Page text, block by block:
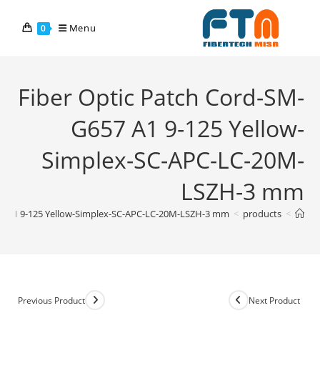
0 Menu
Fiber Optic Patch Cord-SM-
G657 A1 9-125 Yellow-
Simplex-SC-APC-LC-20M-
LSZH-3 mm
>
products
>
9-125 Yellow-Simplex-SC-APC-LC-20M-LSZH-3 mm
Previous Product Next Product